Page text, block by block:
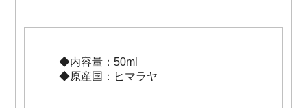
◆内容量：50ml
◆原産国：ヒマラヤ